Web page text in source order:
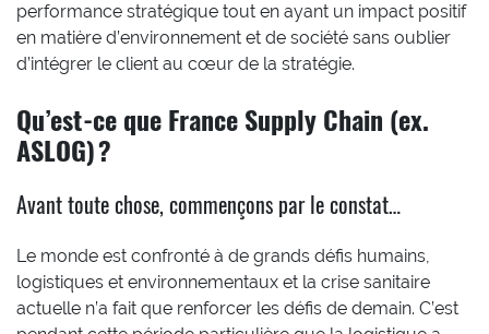
performance stratégique tout en ayant un impact positif
en matière d’environnement et de société sans oublier
d’intégrer le client au cœur de la stratégie.
Qu’est-ce que France Supply Chain (ex.
ASLOG) ?
Avant toute chose, commençons par le constat…
Le monde est confronté à de grands défis humains,
logistiques et environnementaux et la crise sanitaire
actuelle n’a fait que renforcer les défis de demain. C’est